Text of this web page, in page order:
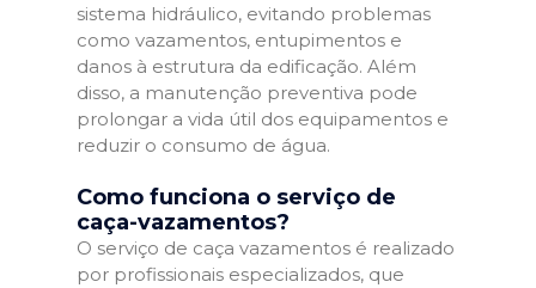
sistema hidráulico, evitando problemas
como vazamentos, entupimentos e
danos à estrutura da edificação. Além
disso, a manutenção preventiva pode
prolongar a vida útil dos equipamentos e
reduzir o consumo de água.
Como funciona o serviço de
caça-vazamentos?
O serviço de caça vazamentos é realizado
por profissionais especializados, que